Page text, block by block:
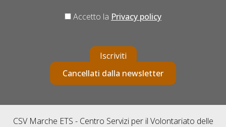
Accetto la Privacy policy
Iscriviti
Cancellati dalla newsletter
CSV Marche ETS - Centro Servizi per il Volontariato delle